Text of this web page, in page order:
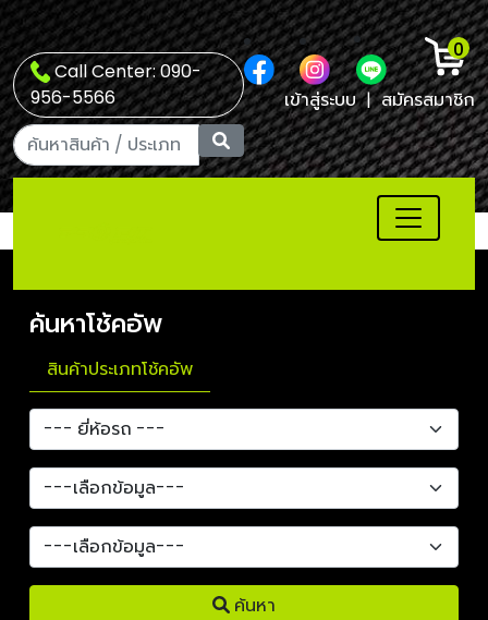
Call Center: 090-
956-5566
0
เข้าสู่ระบบ | สมัครสมาชิก
ค้นหาโช้คอัพ
สินค้าประเภทโช้คอัพ
ค้นหา